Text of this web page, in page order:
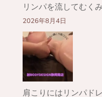
リンパを流してむく
2026年8月4日
肩こりにはリンパド